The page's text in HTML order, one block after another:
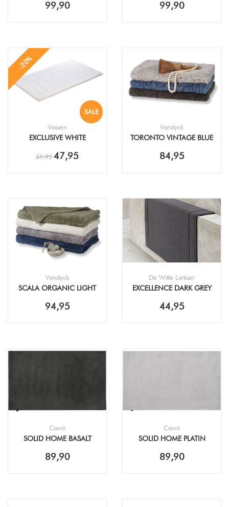
99,90 99,90
SALE
-20%
Vossen
EXCLUSIVE WHITE
59,95 47,95
Vandyck
TORONTO VINTAGE BLUE
84,95
Vandyck
SCALA ORGANIC LIGHT
94,95
De Witte Lietaer
EXCELLENCE DARK GREY
44,95
Cawö
SOLID HOME BASALT
89,90
Cawö
SOLID HOME PLATIN
89,90